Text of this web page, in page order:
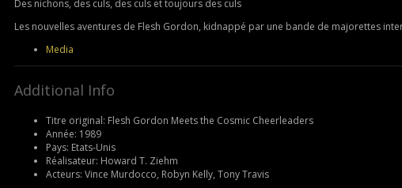
Des nichons, des culs, des culs et toujours des culs
Les nouvelles aventures de Flesh Gordon, kidnappé par une bande de majorettes
Media
Additional Info
Titre original: Flesh Gordon Meets the Cosmic Cheerleaders
Année: 1989
Pays: Etats-Unis
Réalisateur: Howard T. Ziehm
Acteurs: Vince Murdocco, Robyn Kelly, Tony Travis